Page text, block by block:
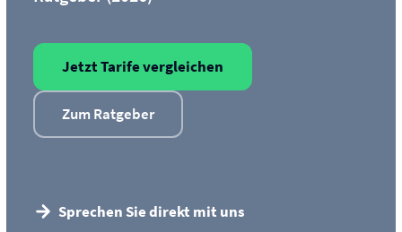
Jetzt Tarife vergleichen
Zum Ratgeber
Sprechen Sie direkt mit uns